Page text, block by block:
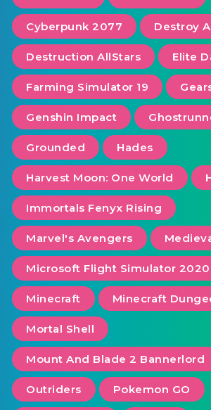
Cyberpunk 2077 Destroy
Destruction AllStars Elite
Farming Simulator 19
Genshin Impact
Grounded Hades
Harvest Moon: One World
Immortals Fenyx Rising
Marvel's Avengers
Microsoft Flight Simulator 2020
Minecraft Minecraft
Mortal Shell
Mount And Blade 2 Bannerlord
Outriders Pokemon GO